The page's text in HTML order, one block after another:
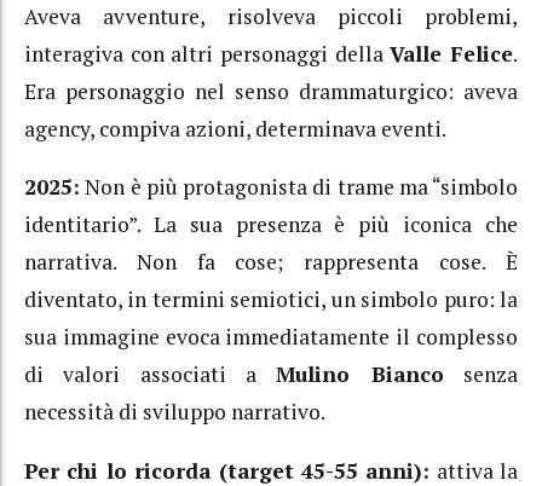
Aveva avventure, risolveva piccoli problemi,
interagiva con altri personaggi dellaValle Felice.
Era personaggio nel senso drammaturgico: aveva
agency, compiva azioni, determinava eventi.
2025: Non è più protagonista di trame ma “simbolo
identitario”. La sua presenza è più iconica che
narrativa. Non fa cose; rappresenta cose. È
diventato, in termini semiotici, un simbolo puro: la
sua immagine evoca immediatamente il complesso
di valori associati aMulino Bianco senza
necessità di sviluppo narrativo.
Per chi lo ricorda (target 45-55 anni): attiva la